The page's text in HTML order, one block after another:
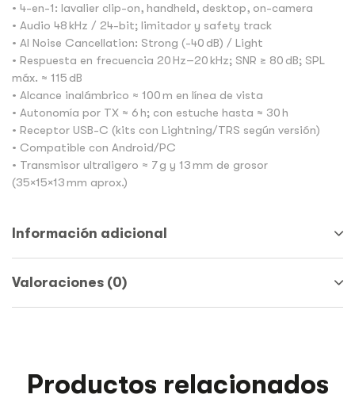
• 4-en-1: lavalier clip-on, handheld, desktop, on-camera
• Audio 48 kHz / 24-bit; limitador y safety track
• AI Noise Cancellation: Strong (-40 dB) / Light
• Respuesta en frecuencia 20 Hz–20 kHz; SNR ≥ 80 dB; SPL
máx. ≈ 115 dB
• Alcance inalámbrico ≈ 100 m en línea de vista
• Autonomía por TX ≈ 6 h; con estuche hasta ≈ 30 h
• Receptor USB-C (kits con Lightning/TRS según versión)
• Compatible con Android/PC
• Transmisor ultraligero ≈ 7 g y 13 mm de grosor
(35×15×13 mm aprox.)
Información adicional
Valoraciones (0)
Productos relacionados